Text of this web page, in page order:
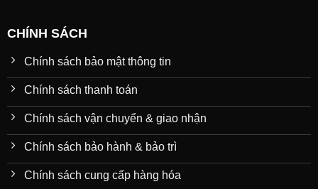
CHÍNH SÁCH
Chính sách bảo mật thông tin
Chính sách thanh toán
Chính sách vận chuyển & giao nhận
Chính sách bảo hành & bảo trì
Chính sách cung cấp hàng hóa